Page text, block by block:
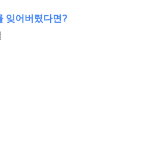
잊어버렸다면?